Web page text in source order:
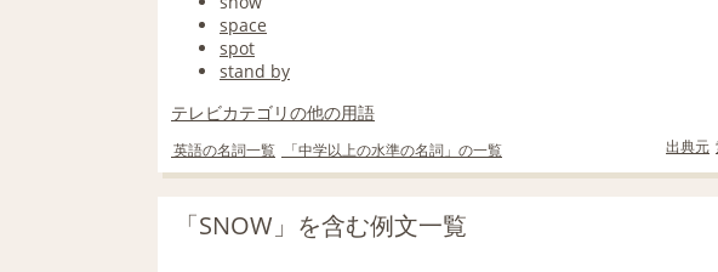
space
spot
stand by
テレビカテゴリの他の用語
英語の名詞一覧 「中学以上の水準の名詞」の一覧 出典元
「SNOW」を含む例文一覧